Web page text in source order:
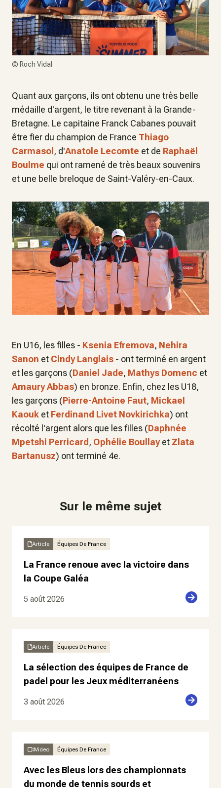
© Roch Vidal
Quant aux garçons, ils ont obtenu une très belle
médaille d'argent, le titre revenant à la Grande-
Bretagne. Le capitaine Franck Cabanes pouvait
être fier du champion de France Thiago
Carmasol , d'Anatole Lecomte et de Raphaël
Boulme qui ont ramené de très beaux souvenirs
et une belle breloque de Saint-Valéry-en-Caux.
En U16, les filles - Ksenia Efremova, Nehira
Sanon et Cindy Langlais - ont terminé en argent
et les garçons (Daniel Jade, Mathys Domenc et
Amaury Abbas) en bronze. Enfin, chez les U18,
les garçons (Pierre-Antoine Faut, Mickael
Kaouk et Ferdinand Livet Novkirichka) ont
récolté l'argent alors que les filles (Daphnée
Mpetshi Perricard , Ophélie Boullayet Zlata
Bartanusz) ont terminé 4e.
Sur le même sujet
Article Équipes De France
La France renoue avec la victoire dans
la Coupe Galéa
5 août 2026
Article Équipes De France
La sélection des équipes de France de
padel pour les Jeux méditerranéens
3 août 2026
Video Équipes De France
Avec les Bleus lors des championnats
du monde de tennis sourds et